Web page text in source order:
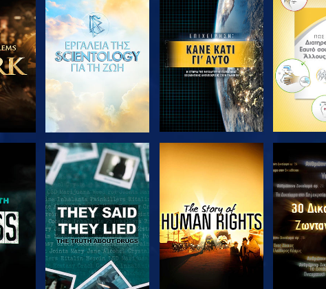
ΤΗ
ΠΑΡΑΚΟΛΟΥΘΗΣΤΕ
ΕΞΕΡΕΥΝΗΣΤΕ ΤΗ
ΣΕΙΡΑ
ΠΑΡΑΚΟΛΟΥΘΗΣΤΕ ΠΑΡΑΚΟΛΟΥΘΗΣΤΕ